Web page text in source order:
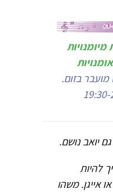
הקורס מועבר בזום.
יואב נושם.
להיות
אייגן. משהו